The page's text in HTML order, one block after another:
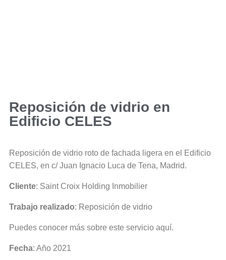
Reposición de vidrio en
Edificio CELES
Reposición de vidrio roto de fachada ligera en el Edificio
CELES, en c/ Juan Ignacio Luca de Tena, Madrid.
Cliente: Saint Croix Holding Inmobilier
Trabajo realizado: Reposición de vidrio
Puedes conocer más sobre este servicio aquí.
Fecha: Año 2021